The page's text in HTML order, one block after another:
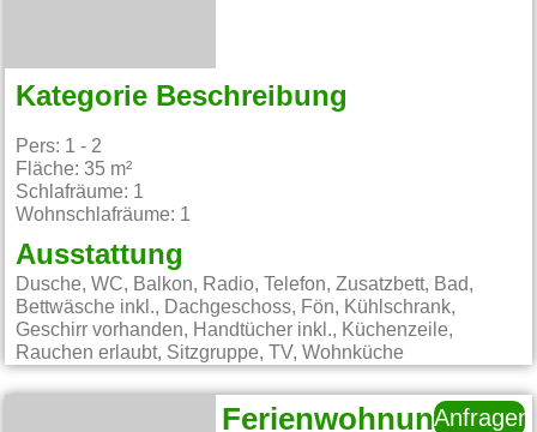
Kategorie Beschreibung
Pers: 1 - 2
Fläche: 35 m²
Schlafräume: 1
Wohnschlafräume: 1
Ausstattung
Dusche, WC, Balkon, Radio, Telefon, Zusatzbett, Bad,
Bettwäsche inkl., Dachgeschoss, Fön, Kühlschrank,
Geschirr vorhanden, Handtücher inkl., Küchenzeile,
Rauchen erlaubt, Sitzgruppe, TV, Wohnküche
FerienwohnungAnfragen